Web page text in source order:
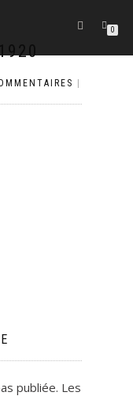
0
publiée. Les